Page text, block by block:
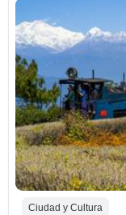
Ciudad y Cultura